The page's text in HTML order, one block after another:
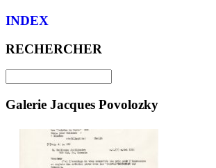
INDEX
RECHERCHER
Galerie Jacques Povolozky